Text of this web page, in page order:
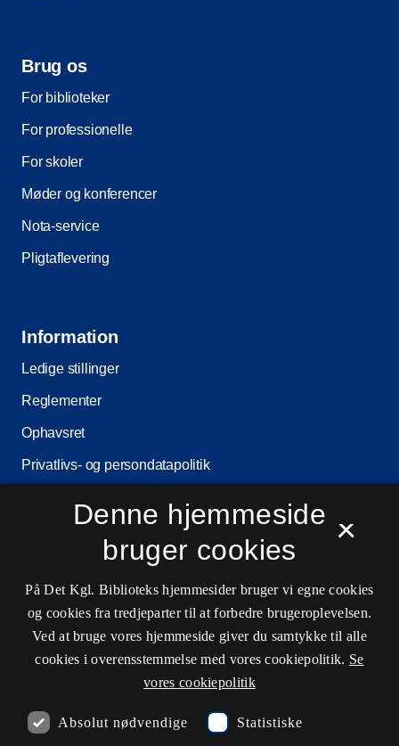
Brug os
For biblioteker
For professionelle
For skoler
Møder og konferencer
Nota-service
Pligtaflevering
Information
Ledige stillinger
Reglementer
Ophavsret
Privatlivs- og persondatapolitik
Cookieindstillinger
Kontaktinformationer
Åbningstider
×
Denne hjemmeside
bruger cookies
På Det Kgl. Biblioteks hjemmesider bruger vi egne cookies
og cookies fra tredjeparter til at forbedre brugeroplevelsen.
Ved at bruge vores hjemmeside giver du samtykke til alle
cookies i overensstemmelse med vores cookiepolitik. Se
vores cookiepolitik
Absolut nødvendige Statistiske